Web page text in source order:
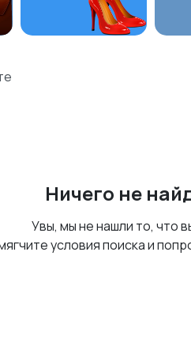
Ничего не
Увы, мы не нашли то, что
условия поиска и